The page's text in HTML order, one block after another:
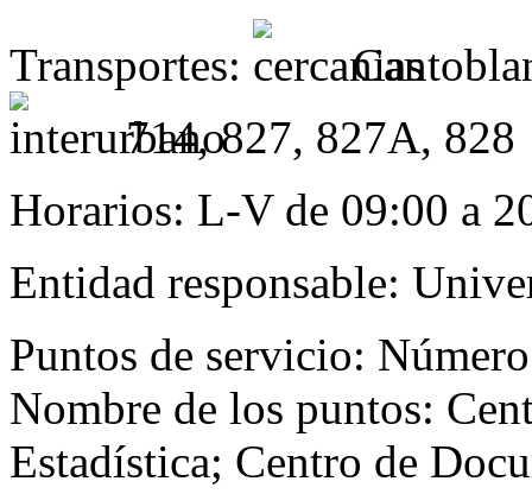
Transportes:
714, 827, 827A, 828
Horarios: L-V de 09:00 a
Entidad responsable:
Puntos de servicio:
Nombre de los puntos:
Estadística; Centro de